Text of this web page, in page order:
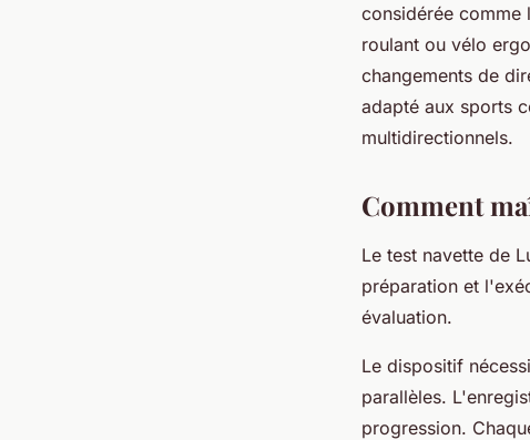
considérée comme
roulant ou vélo
changements de
adapté aux sports
multidirectionnels.
Comment
Le test navette de
préparation et
évaluation.
Le dispositif
parallèles.
progression.